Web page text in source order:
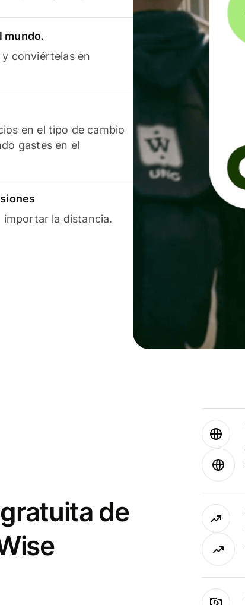
mundo.
conviértelas en
en el tipo de cambio
gastes en el
importar la distancia.
de